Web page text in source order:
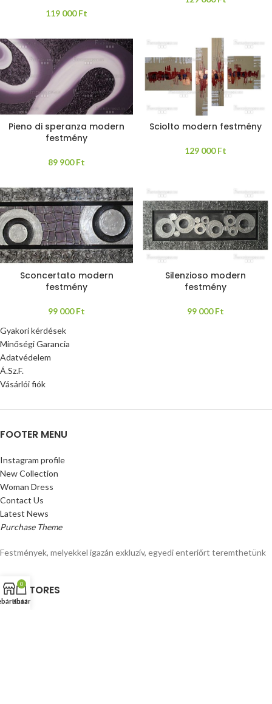
119 000Ft
Pieno di speranza modern
festmény
89 900Ft
Sciolto modern festmény
129 000Ft
Sconcertato modern
festmény
99 000Ft
Silenzioso modern
festmény
99 000Ft
Gyakori kérdések
Minőségi Garancia
Adatvédelem
Á.Sz.F.
Vásárlói fiók
FOOTER MENU
Instagram profile
New Collection
Woman Dress
Contact Us
Latest News
Purchase Theme
Festmények, melyekkel igazán exkluzív, egyedi enteriőrt teremthetünk
OUR STORES
0
Kosár